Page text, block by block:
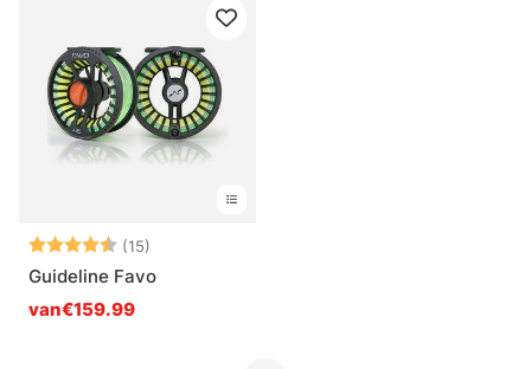
Beoordeling:
(15)
Guideline Favo
van€159.99